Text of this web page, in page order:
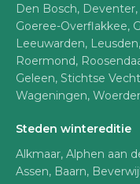
Den Bosch,
Goeree-Overflakkee,
Leeuwarden,
Roermond,
Geleen, Stichtse
Wageningen,
Steden wintereditie
Alkmaar, Alphen aan
Assen, Baarn,